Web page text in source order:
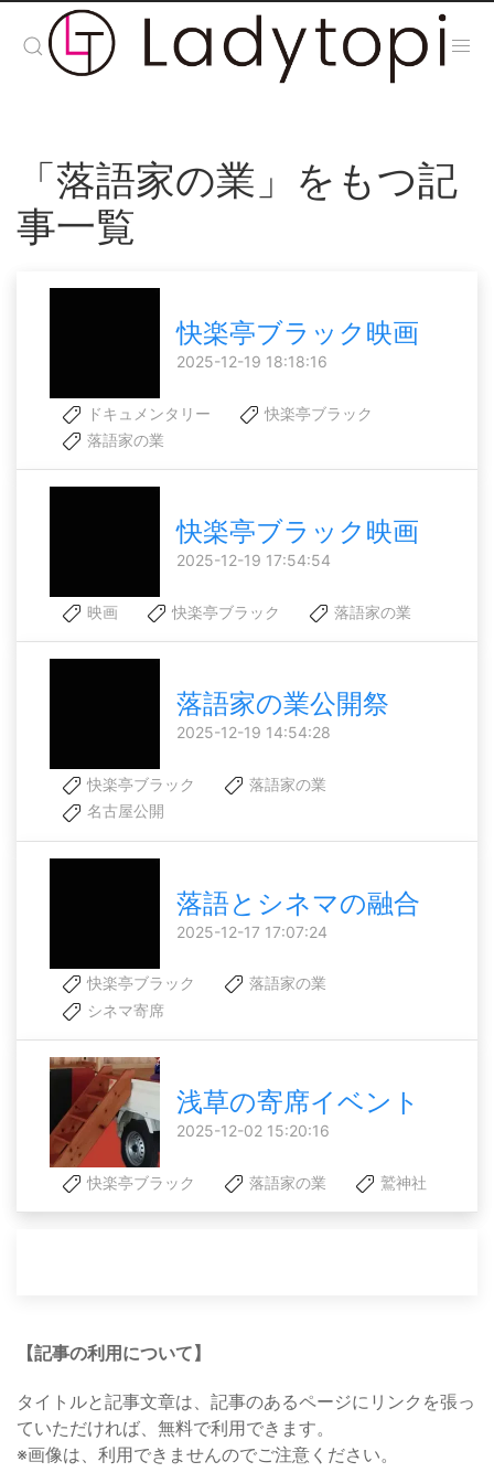
「落語家の業」をもつ記
事一覧
快楽亭ブラック映画
2025-12-19 18:18:16
ドキュメンタリー
快楽亭ブラック
落語家の業
快楽亭ブラック映画
2025-12-19 17:54:54
映画 快楽亭ブラック 落語家の業
落語家の業公開祭
2025-12-19 14:54:28
快楽亭ブラック
落語家の業
名古屋公開
落語とシネマの融合
2025-12-17 17:07:24
快楽亭ブラック
落語家の業
シネマ寄席
浅草の寄席イベント
2025-12-02 15:20:16
快楽亭ブラック 落語家の業 鷲神社
【記事の利用について】
タイトルと記事文章は、記事のあるページにリンクを張っ
ていただければ、無料で利用できます。
※画像は、利用できませんのでご注意ください。